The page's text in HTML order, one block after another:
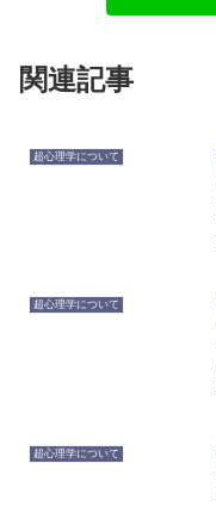
関連記事
超心理学について
超心理学について
超心理学について